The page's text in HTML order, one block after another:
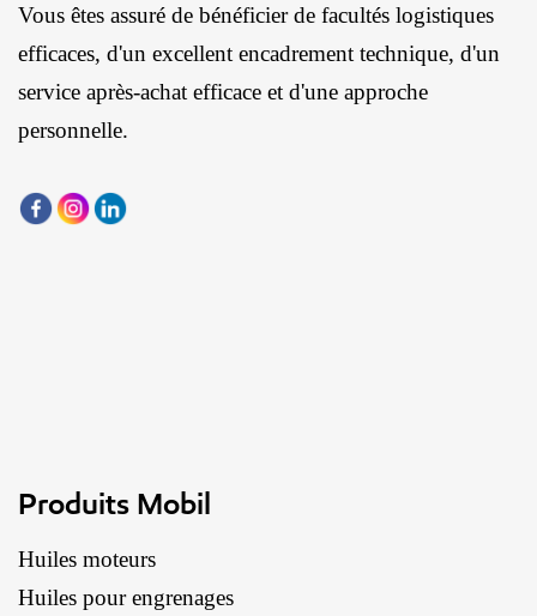
Vous êtes assuré de bénéficier de facultés logistiques
efficaces, d'un excellent encadrement technique, d'un
service après-achat efficace et d'une approche
personnelle.
Produits Mobil
Huiles moteurs
Huiles pour engrenages